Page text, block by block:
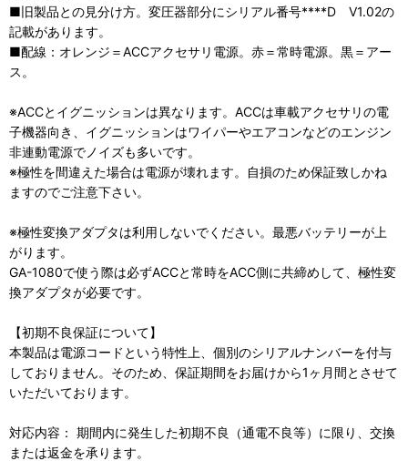
■旧製品との見分け方。変圧器部分にシリアル番号****D V1.02の
記載があります。
■配線：オレンジ＝ACCアクセサリ電源。赤＝常時電源。黒＝アー
ス。
※ACCとイグニッションは異なります。ACCは車載アクセサリの電
子機器向き、イグニッションはワイパーやエアコンなどのエンジン
非連動電源でノイズも多いです。
※極性を間違えた場合は電源が壊れます。自損のため保証致しかね
ますのでご注意下さい。
※極性変換アダプタは利用しないでください。最悪バッテリーが上
がります。
GA-1080で使う際は必ずACCと常時をACC側に共締めして、極性変
換アダプタが必要です。
【初期不良保証について】
本製品は電源コードという特性上、個別のシリアルナンバーを付与
しておりません。そのため、保証期間をお届けから1ヶ月間とさせて
いただいております。
対応内容： 期間内に発生した初期不良（通電不良等）に限り、交換
または返金を承ります。